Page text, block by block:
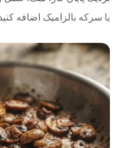
یا سرکه بالزامیک اضافه